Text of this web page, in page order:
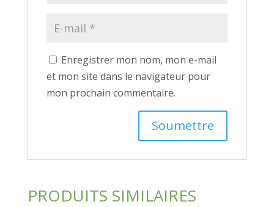
Enregistrer mon nom, mon e-mail
et mon site dans le navigateur pour
mon prochain commentaire.
PRODUITS SIMILAIRES